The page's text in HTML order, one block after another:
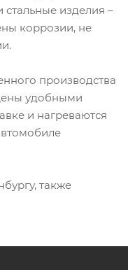
изделия –
коррозии, не
производства
удобными
и нагреваются
также